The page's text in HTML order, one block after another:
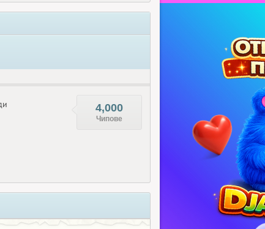
4,000
Чипове